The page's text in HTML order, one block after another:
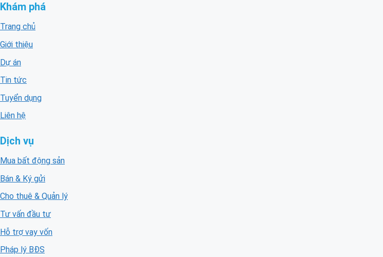
Khám phá
Trang chủ
Giới thiệu
Dự án
Tin tức
Tuyển dụng
Liên hệ
Dịch vụ
Mua bất động sản
Bán & Ký gửi
Cho thuê & Quản lý
Tư vấn đầu tư
Hỗ trợ vay vốn
Pháp lý BĐS